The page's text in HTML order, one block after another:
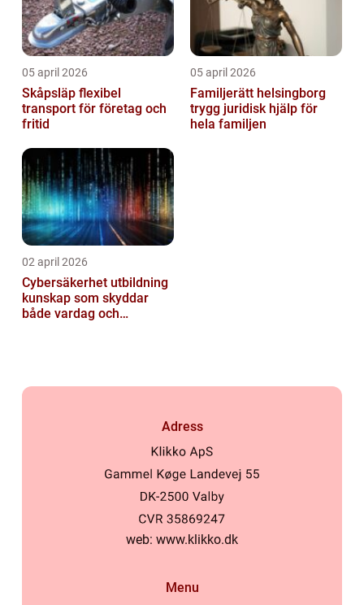
05 april 2026
Skåpsläp flexibel
transport för företag och
fritid
05 april 2026
Familjerätt helsingborg
trygg juridisk hjälp för
hela familjen
02 april 2026
Cybersäkerhet utbildning
kunskap som skyddar
både vardag och
Adress
web: www.klikko.dk
Menu